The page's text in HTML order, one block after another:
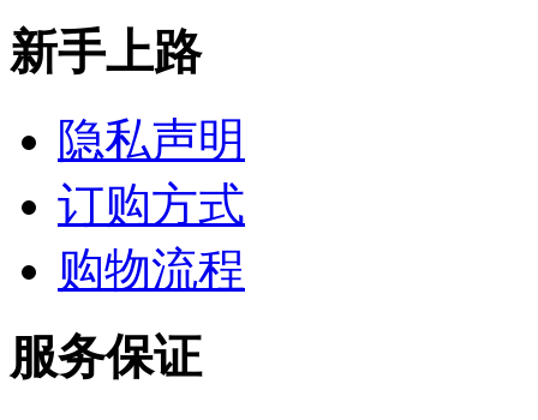
新手上路
隐私声明
订购方式
购物流程
服务保证